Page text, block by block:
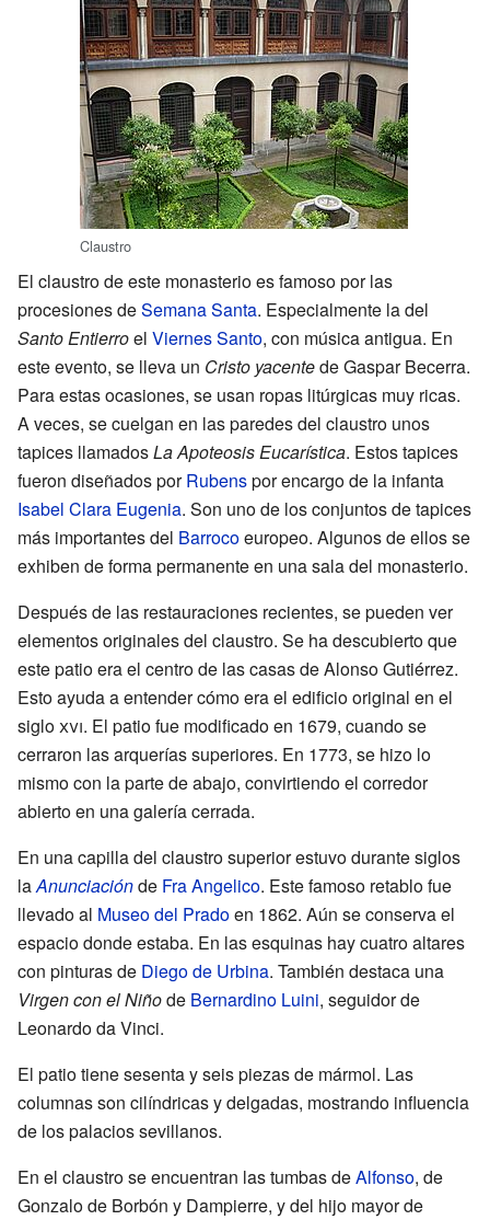
Claustro
El claustro de este monasterio es famoso por las
procesiones deSemana Santa. Especialmente la del
Santo Entierroel Viernes Santo, con música antigua. En
este evento, se lleva un Cristo yacentede Gaspar Becerra.
Para estas ocasiones, se usan ropas litúrgicas muy ricas.
A veces, se cuelgan en las paredes del claustro unos
tapices llamadosLa Apoteosis Eucarística. Estos tapices
fueron diseñados porRubenspor encargo de la infanta
Isabel Clara Eugenia. Son uno de los conjuntos de tapices
más importantes del Barrocoeuropeo. Algunos de ellos se
exhiben de forma permanente en una sala del monasterio.
Después de las restauraciones recientes, se pueden ver
elementos originales del claustro. Se ha descubierto que
este patio era el centro de las casas de Alonso Gutiérrez.
Esto ayuda a entender cómo era el edificio original en el
sigloxvi. El patio fue modificado en 1679, cuando se
cerraron las arquerías superiores. En 1773, se hizo lo
mismo con la parte de abajo, convirtiendo el corredor
abierto en una galería cerrada.
En una capilla del claustro superior estuvo durante siglos
laAnunciaciónde Fra Angelico. Este famoso retablo fue
llevado al Museo del Pradoen 1862. Aún se conserva el
espacio donde estaba. En las esquinas hay cuatro altares
con pinturas de Diego de Urbina. También destaca una
Virgen con el Niñode Bernardino Luini, seguidor de
Leonardo da Vinci.
El patio tiene sesenta y seis piezas de mármol. Las
columnas son cilíndricas y delgadas, mostrando influencia
de los palacios sevillanos.
En el claustro se encuentran las tumbas deAlfonso, de
Gonzalo de Borbón y Dampierre, y del hijo mayor de